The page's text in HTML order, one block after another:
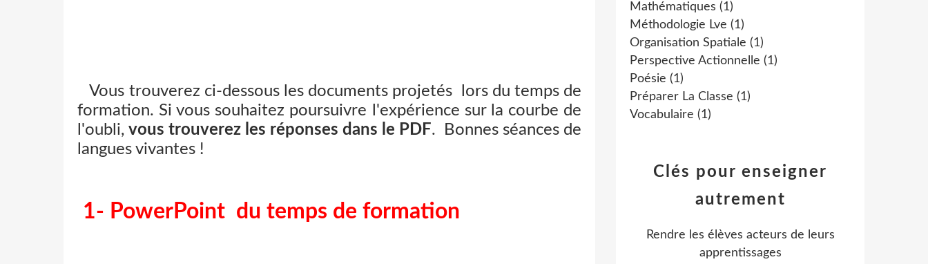
Vous trouverez ci-dessous les documents projetés lors du temps de
formation. Si vous souhaitez poursuivre l'expérience sur la courbe de
l'oubli, vous trouverez les réponses dans le PDF. Bonnes séances de
langues vivantes !
1- PowerPoint du temps de formation
Mathématiques (1)
Méthodologie Lve (1)
Organisation Spatiale (1)
Perspective Actionnelle (1)
Poésie (1)
Préparer La Classe (1)
Vocabulaire (1)
Clés pour enseigner
autrement
Rendre les élèves acteurs de leurs
apprentissages